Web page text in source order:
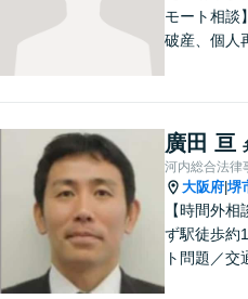
モート相談
破産、個人
イス致しま
ご相談くだ
廣田 亘
河内総合法律
大阪府 堺
【時間外
ず駅徒歩約
ト問題／交